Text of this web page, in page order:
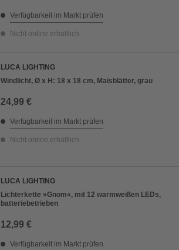
Verfügbarkeit im Markt prüfen
Nicht online erhältlich
LUCA LIGHTING
Windlicht, Ø x H: 18 x 18 cm, Maisblätter, grau
24,99 €
Verfügbarkeit im Markt prüfen
Nicht online erhältlich
LUCA LIGHTING
Lichterkette »Gnom«, mit 12 warmweißen LEDs,
batteriebetrieben
12,99 €
Verfügbarkeit im Markt prüfen